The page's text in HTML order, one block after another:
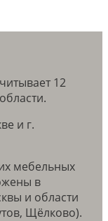
12
и г.
мебельных
в
и области
Щёлково).